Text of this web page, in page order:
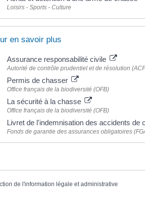
Loisirs - Sports - Culture
en savoir plus
Assurance responsabilité civile
Autorité de contrôle prudentiel et de résolution
Permis de chasser
Office français de la biodiversité (OFB)
La sécurité à la chasse
Office français de la biodiversité (OFB)
Livret de l'indemnisation des accidents de
Fonds de garantie des assurances obligatoires
de l'information légale et administrative